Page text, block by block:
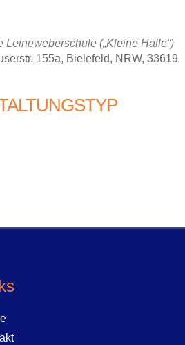
Leineweberschule („Kleine Halle“)
155a, Bielefeld, NRW, 33619